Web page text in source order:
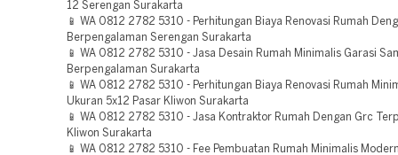
12 Serengan Surakarta
📱 WA 0812 2782 5310 - Perhitungan Biaya Renovasi Rumah
Berpengalaman Serengan Surakarta
📱 WA 0812 2782 5310 - Jasa Desain Rumah Minimalis Garasi
Berpengalaman Surakarta
📱 WA 0812 2782 5310 - Perhitungan Biaya Renovasi Rumah
Ukuran 5x12 Pasar Kliwon Surakarta
📱 WA 0812 2782 5310 - Jasa Kontraktor Rumah Dengan Grc
Kliwon Surakarta
📱 WA 0812 2782 5310 - Fee Pembuatan Rumah Minimalis